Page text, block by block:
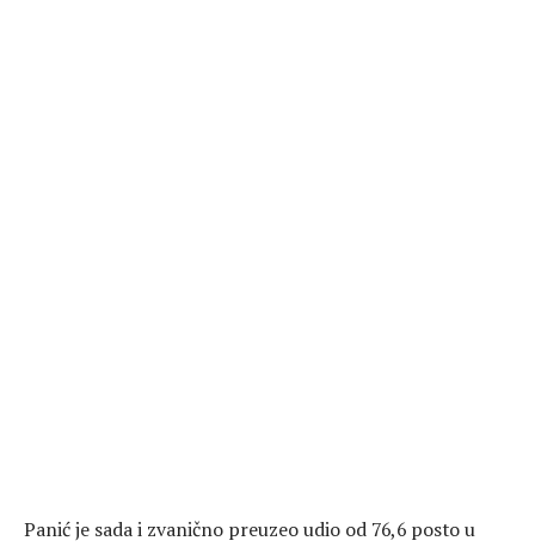
Panić je sada i zvanično preuzeo udio od 76,6 posto u